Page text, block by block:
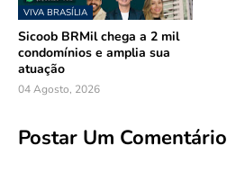
VIVA BRASÍLIA
Sicoob BRMil chega a 2 mil
condomínios e amplia sua
atuação
04 Agosto, 2026
Postar Um Comentário